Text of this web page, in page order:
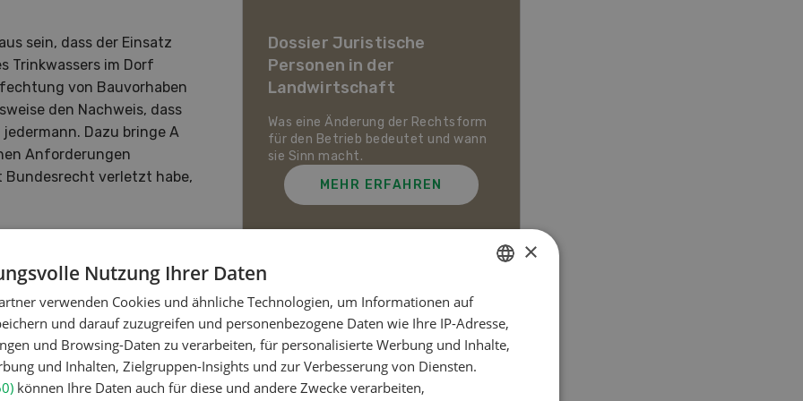
sein, dass der Einsatz
Trinkwassers im Dorf
von Bauvorhaben
den Nachweis, dass
Dazu bringe A
Anforderungen
Bundesrecht verletzt habe,
der
Damit kann der
den Schweizer Pflanzenbau
Tierhaltung zukommt und
die Schweizer
gegen Hitze,
und Extremwetter
kann.
MEHR ERFAHREN
Dossier Juristische
Personen in der
Landwirtschaft
Was eine Änderung der Rechtsform
für den Betrieb bedeutet und wann
sie Sinn macht.
MEHR ERFAHREN
Meistgelesene Artikel
Nutztiere
FRENCH
×
Nutzung Ihrer Daten
verwenden Cookies und ähnliche Technologien, um Informationen auf
und darauf zuzugreifen und personenbezogene Daten wie Ihre IP-Adresse,
und Browsing-Daten zu verarbeiten, für personalisierte Werbung und Inhalte,
und Inhalten, Zielgruppen-Insights und zur Verbesserung von Diensten.
können Ihre Daten auch für diese und andere Zwecke verarbeiten,